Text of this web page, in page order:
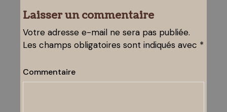
Laisser un commentaire
Votre adresse e-mail ne sera pas publiée.
Les champs obligatoires sont indiqués avec *
Commentaire